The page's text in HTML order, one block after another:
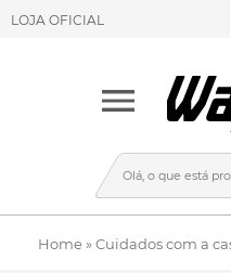
LOJA OFICIAL
Home»Cuidados com a